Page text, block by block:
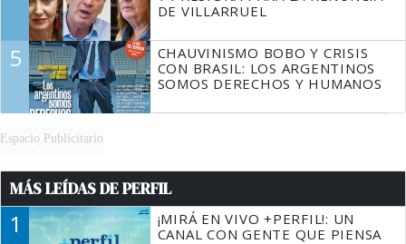
DE VILLARRUEL
5
CHAUVINISMO BOBO Y CRISIS
CON BRASIL: LOS ARGENTINOS
SOMOS DERECHOS Y HUMANOS
Espacio Publicitario
MÁS LEÍDAS DE PERFIL
1
¡MIRÁ EN VIVO +PERFIL!: UN
CANAL CON GENTE QUE PIENSA